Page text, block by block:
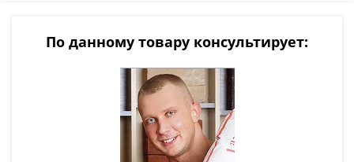
По данному товару консультирует: